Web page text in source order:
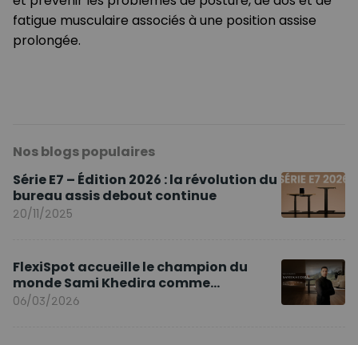
fatigue musculaire associés à une position assise
prolongée.
Nos blogs populaires
Série E7 – Édition 2026 : la révolution du
bureau assis debout continue
20/11/2025
FlexiSpot accueille le champion du
monde Sami Khedira comme
ambassadeur de la marque en Europe
06/03/2026